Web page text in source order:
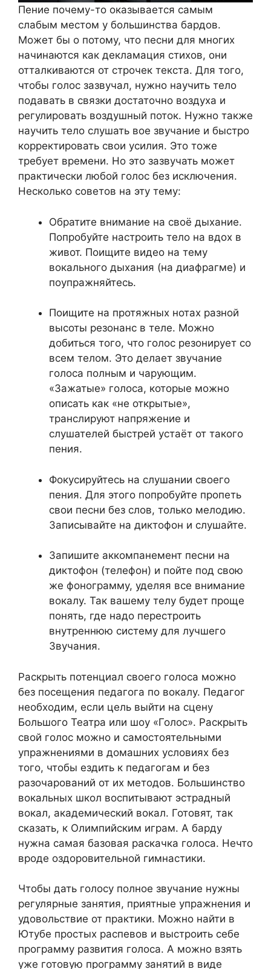
Пение почему-то оказывается самым
слабым местом у большинства бардов.
Может бы о потому, что песни для многих
начинаются как декламация стихов, они
отталкиваются от строчек текста. Для того,
чтобы голос зазвучал, нужно научить тело
подавать в связки достаточно воздуха и
регулировать воздушный поток. Нужно также
научить тело слушать вое звучание и быстро
корректировать свои усилия. Это тоже
требует времени. Но это зазвучать может
практически любой голос без исключения.
Несколько советов на эту тему:
Обратите внимание на своё дыхание.
Попробуйте настроить тело на вдох в
живот. Поищите видео на тему
вокального дыхания (на диафрагме) и
поупражняйтесь.
Поищите на протяжных нотах разной
высоты резонанс в теле. Можно
добиться того, что голос резонирует со
всем телом. Это делает звучание
голоса полным и чарующим.
«Зажатые» голоса, которые можно
описать как «не открытые»,
транслируют напряжение и
слушателей быстрей устаёт от такого
пения.
Фокусируйтесь на слушании своего
пения. Для этого попробуйте пропеть
свои песни без слов, только мелодию.
Записывайте на диктофон и слушайте.
Запишите аккомпанемент песни на
диктофон (телефон) и пойте под свою
же фонограмму, уделяя все внимание
вокалу. Так вашему телу будет проще
понять, где надо перестроить
внутреннюю систему для лучшего
Звучания.
Раскрыть потенциал своего голоса можно
без посещения педагога по вокалу. Педагог
необходим, если цель выйти на сцену
Большого Театра или шоу «Голос». Раскрыть
свой голос можно и самостоятельными
упражнениями в домашних условиях без
того, чтобы ездить к педагогам и без
разочарований от их методов. Большинство
вокальных школ воспитывают эстрадный
вокал, академический вокал. Готовят, так
сказать, к Олимпийским играм. А барду
нужна самая базовая раскачка голоса. Нечто
вроде оздоровительной гимнастики.
Чтобы дать голосу полное звучание нужны
регулярные занятия, приятные упражнения и
удовольствие от практики. Можно найти в
Ютубе простых распевов и выстроить себе
программу развития голоса. А можно взять
уже готовую программу занятий в виде